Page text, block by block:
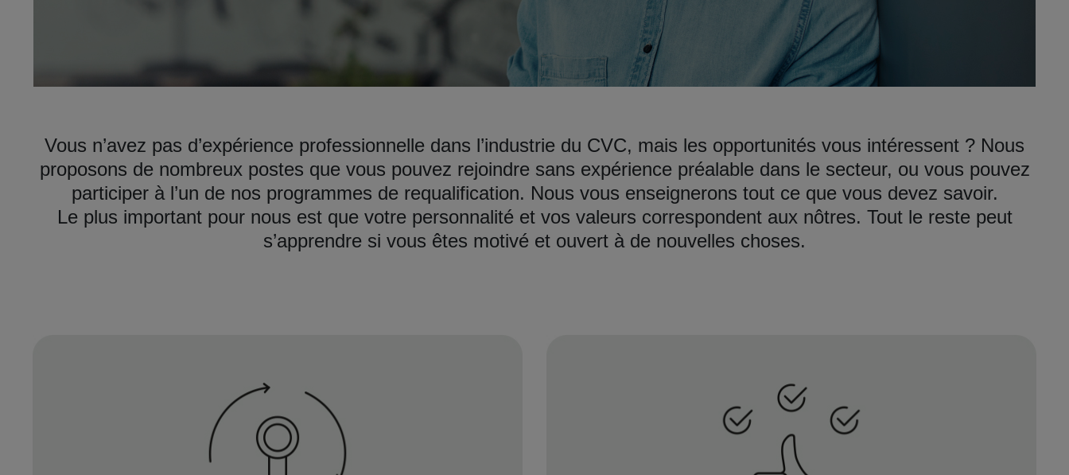
Vous n’avez pas d’expérience professionnelle dans l’industrie du CVC, mais les opportunités vous intéressent ? Nous
proposons de nombreux postes que vous pouvez rejoindre sans expérience préalable dans le secteur, ou vous pouvez
participer à l’un de nos programmes de requalification. Nous vous enseignerons tout ce que vous devez savoir.
Le plus important pour nous est que votre personnalité et vos valeurs correspondent aux nôtres. Tout le reste peut
s’apprendre si vous êtes motivé et ouvert à de nouvelles choses.